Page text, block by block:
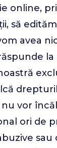
online,
să
avea
vor
ori de